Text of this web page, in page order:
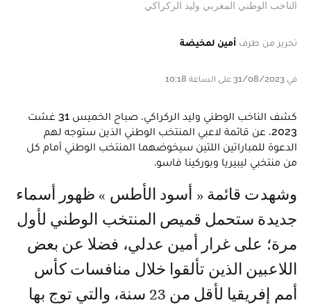
الناخب الوطني المغربي وليد الركراكي
تحرير من طرف أمين لمخيضة
في 31/08/2023 على الساعة 10:18
كشف الناخب الوطني وليد الركراكي، صباح الخميس 31 غشت
2023، عن قائمة لاعبي المنتخب الوطني الذين ستوجه لهم
الدعوة للمباراتين اللتين سيخوضهما المنتخب الوطني أمام كل
من منتخبي ليبيريا وبوركينا فاسو.
وشهدت قائمة « أسود الأطس » ظهور أسماء
جديدة ستحمل قميص المنتخب الوطني لأول
مرة؛ على غرار أمين عدلي، فضلا عن بعض
اللاعبين الذين تألقوا خلال منافسات كأس
أمم إفريقيا لأقل من 23 سنة، والتي توج بها